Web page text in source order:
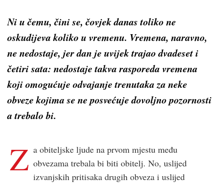
Ni u čemu, čini se, čovjek danas toliko ne
oskudijeva koliko u vremenu. Vremena, naravno,
ne nedostaje, jer dan je uvijek trajao dvadeset i
četiri sata: nedostaje takva rasporeda vremena
koji omogućuje odvajanje trenutaka za neke
obveze kojima se ne posvećuje dovoljno pozornosti
a trebalo bi.
Z a obiteljske ljude na prvom mjestu među
obvezama trebala bi biti obitelj. No, uslijed
izvanjskih pritisaka drugih obveza i uslijed